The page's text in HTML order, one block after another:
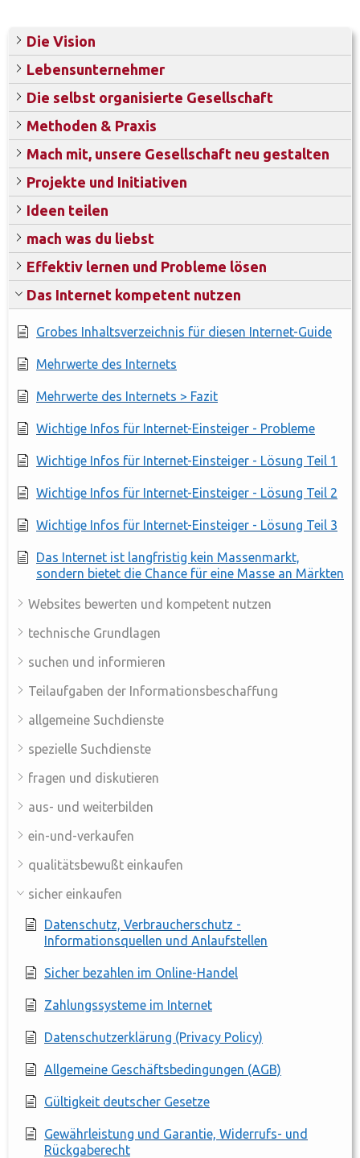
Die Vision
Lebensunternehmer
Die selbst organisierte Gesellschaft
Methoden & Praxis
Mach mit, unsere Gesellschaft neu gestalten
Projekte und Initiativen
Ideen teilen
mach was du liebst
Effektiv lernen und Probleme lösen
Das Internet kompetent nutzen
Grobes Inhaltsverzeichnis für diesen Internet-Guide
Mehrwerte des Internets
Mehrwerte des Internets > Fazit
Wichtige Infos für Internet-Einsteiger - Probleme
Wichtige Infos für Internet-Einsteiger - Lösung Teil 1
Wichtige Infos für Internet-Einsteiger - Lösung Teil 2
Wichtige Infos für Internet-Einsteiger - Lösung Teil 3
Das Internet ist langfristig kein Massenmarkt,
sondern bietet die Chance für eine Masse an Märkten
Websites bewerten und kompetent nutzen
technische Grundlagen
suchen und informieren
Teilaufgaben der Informationsbeschaffung
allgemeine Suchdienste
spezielle Suchdienste
fragen und diskutieren
aus- und weiterbilden
ein-und-verkaufen
qualitätsbewußt einkaufen
sicher einkaufen
Datenschutz, Verbraucherschutz -
Informationsquellen und Anlaufstellen
Sicher bezahlen im Online-Handel
Zahlungssysteme im Internet
Datenschutzerklärung (Privacy Policy)
Allgemeine Geschäftsbedingungen (AGB)
Gültigkeit deutscher Gesetze
Gewährleistung und Garantie, Widerrufs- und
Rückgaberecht